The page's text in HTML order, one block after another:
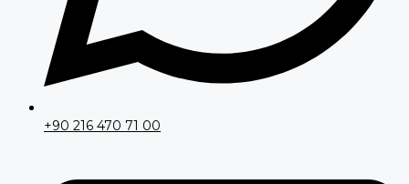
+90 216 470 71 00